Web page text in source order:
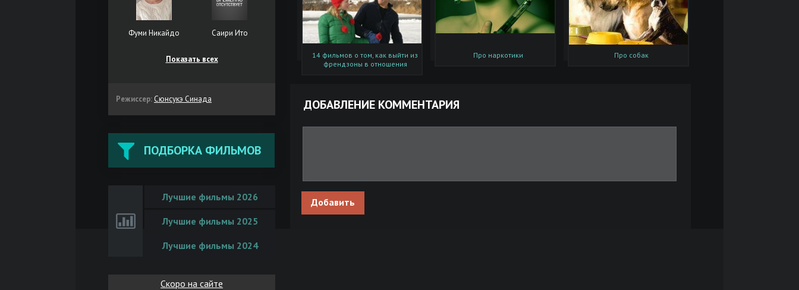
Фуми Никайдо Саири Ито
Показать всех
Режиссер: Сюнсукэ Синада
ПОДБОРКА ФИЛЬМОВ
Лучшие фильмы 2026
Лучшие фильмы 2025
Лучшие фильмы 2024
Скоро на сайте
14 фильмов о том, как выйти из
френдзоны в отношения
Про наркотики Про собак
ДОБАВЛЕНИЕ КОММЕНТАРИЯ
Добавить